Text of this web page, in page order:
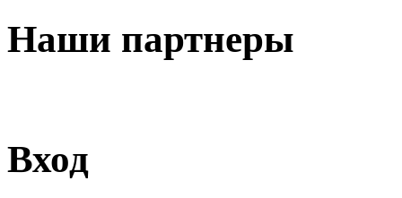
Наши партнеры
Вход